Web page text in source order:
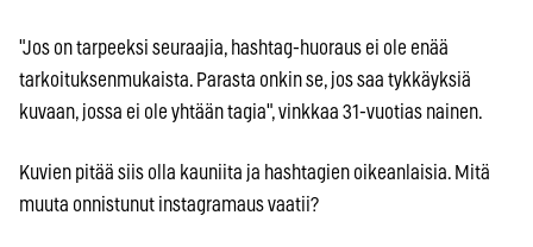
"Jos on tarpeeksi seuraajia, hashtag-huoraus ei ole enää
tarkoituksenmukaista. Parasta onkin se, jos saa tykkäyksiä
kuvaan, jossa ei ole yhtään tagia", vinkkaa 31-vuotias nainen.
Kuvien pitää siis olla kauniita ja hashtagien oikeanlaisia. Mitä
muuta onnistunut instagramaus vaatii?